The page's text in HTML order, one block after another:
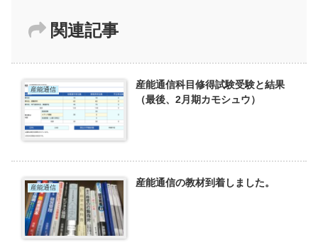
関連記事
産能通信
産能通信科目修得試験受験と結果
（最後、2月期カモシュウ）
産能通信 産能通信の教材到着しました。